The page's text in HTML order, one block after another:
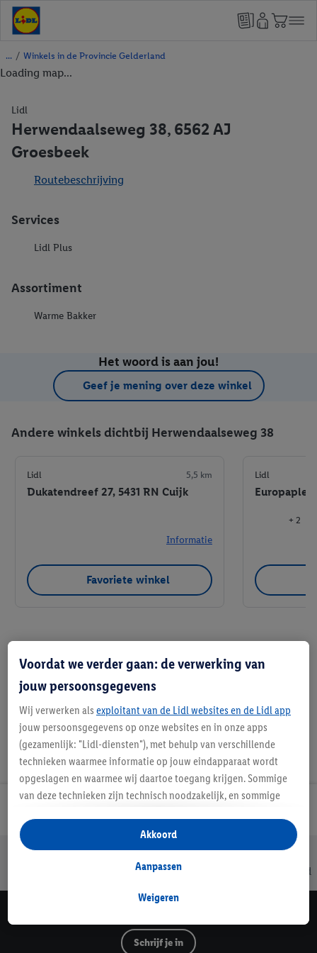
/ Winkels in de Provincie Gelderland
Loading map...
Lidl
Herwendaalseweg 38, 6562 AJ
Groesbeek
Routebeschrijving
Services
Lidl Plus
Assortiment
Warme Bakker
Het woord is aan jou!
Geef je mening over deze winkel
Andere winkels dichtbij Herwendaalseweg 38
Lidl 5,5 km
Dukatendreef 27, 5431 RN Cuijk
Informatie
Favoriete winkel
Lidl
+ 2
Favoriete winkel
Jouw voordelen bij ons als Lidl webshop klant
Veilig winkelen 30 dagen bedenktijd
Schrijf je in
Voordat we verder gaan: de verwerking van
jouw persoonsgegevens
Wij verwerken als exploitant van de Lidl websites en de Lidl app
jouw persoonsgegevens op onze websites en in onze apps
(gezamenlijk: "Lidl-diensten"), met behulp van verschillende
technieken waarmee informatie op jouw eindapparaat wordt
opgeslagen en waarmee wij daartoe toegang krijgen. Sommige
van deze technieken zijn technisch noodzakelijk, en sommige
opslaan van voorkeursinstellingen, het verzamelen en
analyseren van statistieken of voor het tonen van
gepersonaliseerde reclame binnen en buiten de Lidl-diensten.
gegevens over jouw aankoopgedrag in de winkel ook voor de
Als je hier toestemming geeft aan ons voor het personaliseren
van reclame en als je vervolgens een Lidl Plus-account
Weigeren
Aanpassen
Akkoord